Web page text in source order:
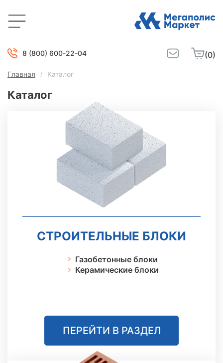
8 (800) 600-22-04 (0)
Главная Каталог
Каталог
СТРОИТЕЛЬНЫЕ БЛОКИ
Газобетонные блоки
Керамические блоки
ПЕРЕЙТИ В РАЗДЕЛ